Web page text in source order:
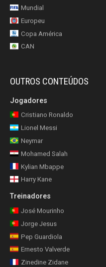
Mundial
Europeu
Copa América
CAN
OUTROS CONTEÚDOS
Jogadores
Cristiano Ronaldo
Lionel Messi
Neymar
Mohamed Salah
Kylian Mbappe
Harry Kane
Treinadores
José Mourinho
Jorge Jesus
Pep Guardiola
Ernesto Valverde
Zinedine Zidane